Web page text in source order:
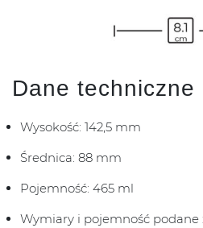
Dane techniczne
Wysokość: 142,5 mm
Średnica: 88 mm
Pojemność: 465 ml
Wymiary i pojemność podane